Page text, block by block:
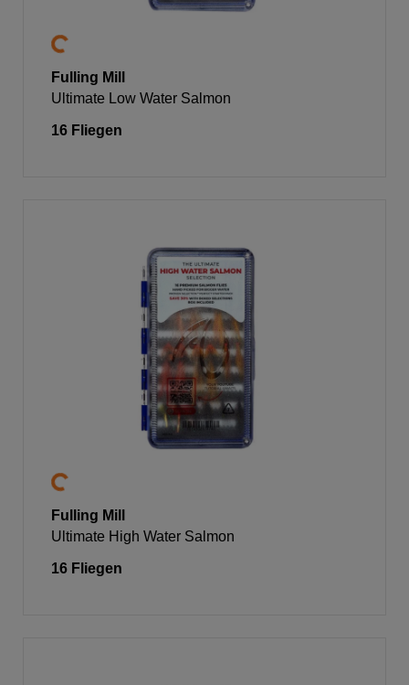
Fulling Mill
Ultimate Low Water Salmon
16 Fliegen
Fulling Mill
Ultimate High Water Salmon
16 Fliegen